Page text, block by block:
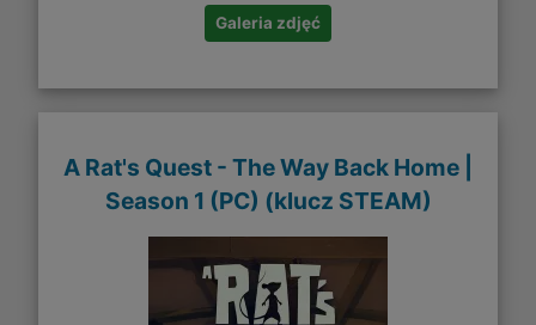
Galeria zdjęć
A Rat's Quest - The Way Back Home |
Season 1 (PC) (klucz STEAM)